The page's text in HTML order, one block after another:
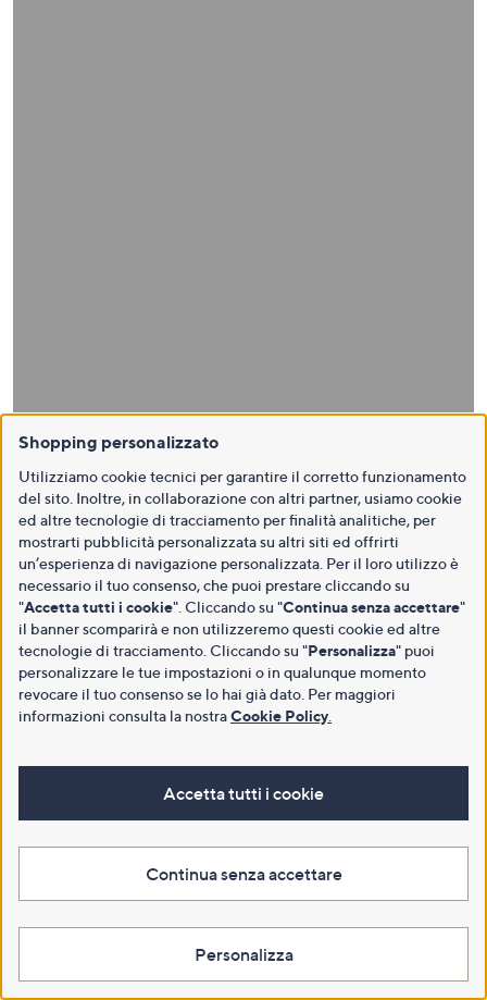
Shopping personalizzato
Utilizziamo cookie tecnici per garantire il corretto funzionamento
del sito. Inoltre, in collaborazione con altri partner, usiamo cookie
ed altre tecnologie di tracciamento per finalità analitiche, per
mostrarti pubblicità personalizzata su altri siti ed offrirti
un’esperienza di navigazione personalizzata. Per il loro utilizzo è
necessario il tuo consenso, che puoi prestare cliccando su
"Accetta tutti i cookie". Cliccando su "Continua senza accettare"
il banner scomparirà e non utilizzeremo questi cookie ed altre
tecnologie di tracciamento. Cliccando su "Personalizza" puoi
personalizzare le tue impostazioni o in qualunque momento
revocare il tuo consenso se lo hai già dato. Per maggiori
informazioni consulta la nostraCookie Policy
Accetta tutti i cookie
Continua senza accettare
Personalizza